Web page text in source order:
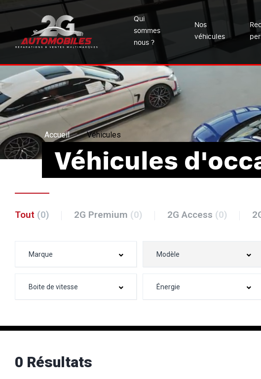
Qui
sommes
nous ?
Nos
véhicules
Accueil Véhicules
Véhicules
Tout (0) 2G Premium (0) 2G Access (0)
0 Résultats